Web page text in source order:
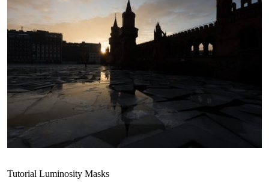
Tutorial Luminosity Masks